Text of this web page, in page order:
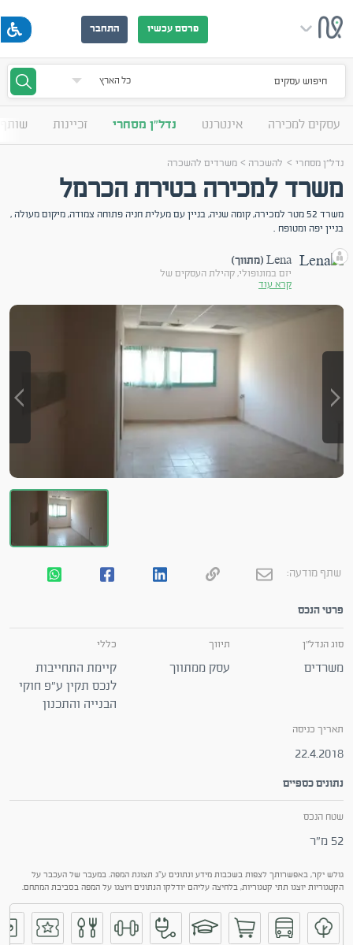
פרסם עכשיו התחבר
חיפוש עסקים
עסקים למכירה אינטרנט נדל"ן מסחרי זכיינות
נדל"ן מסחרי> להשכרה >משרדים להשכרה
משרד למכירה בטירת הכרמל
משרד 52 מטר למכירה, קומה שניה, בניין עם מעלית חניה פתוחה צמודה, מיקום מעולה ,
בניין יפה ומטופח .
Lena (מתווך)
יזם במונופולי, קהילת העסקים של
קרא עוד
שתף מודעה:
פרטי הנכס
סוג הנדל"ן
משרדים
תיווך
עסק ממתווך
כללי
קיימת התחייבות
לנכס תקין ע"פ חוקי
הבנייה והתכנון
תאריך כניסה
22.4.2018
נתונים כספיים
שטח הנכס
52 מ"ר
גולש יקר, באפשרותך לצפות בשכבות מידע ונתונים ע"ג תצוגת המפה. במעבר של העכבר על
הקטגוריות יוצגו תתי קטגוריות, בלחיצה עליהם יודלקו הנתונים ויוצגו על המפה בסביבת המתחם.